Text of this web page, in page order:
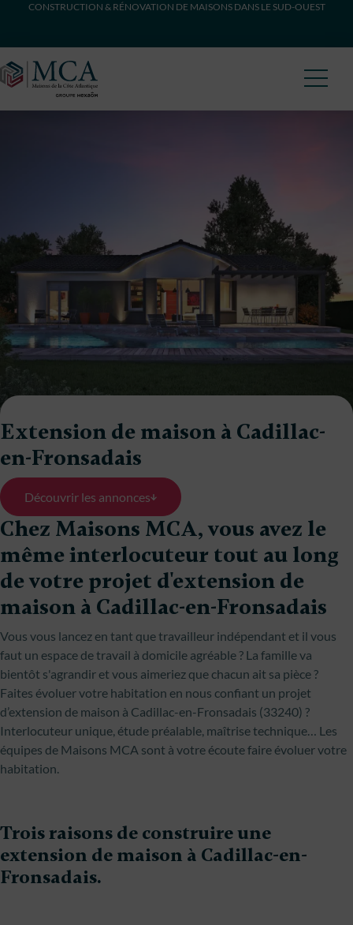
CONSTRUCTION & RÉNOVATION DE MAISONS DANS LE SUD-OUEST
Extension de maison à Cadillac-
en-Fronsadais
Découvrir les annonces
Chez Maisons MCA, vous avez le
même interlocuteur tout au long
de votre projet d'extension de
maison à Cadillac-en-Fronsadais
Vous vous lancez en tant que travailleur indépendant et il vous
faut un espace de travail à domicile agréable ? La famille va
bientôt s'agrandir et vous aimeriez que chacun ait sa pièce ?
Faites évoluer votre habitation en nous confiant un projet
d’extension de maison à Cadillac-en-Fronsadais (33240) ?
Interlocuteur unique, étude préalable, maîtrise technique… Les
équipes de Maisons MCA sont à votre écoute faire évoluer votre
habitation.
Trois raisons de construire une
extension de maison à Cadillac-en-
Fronsadais.